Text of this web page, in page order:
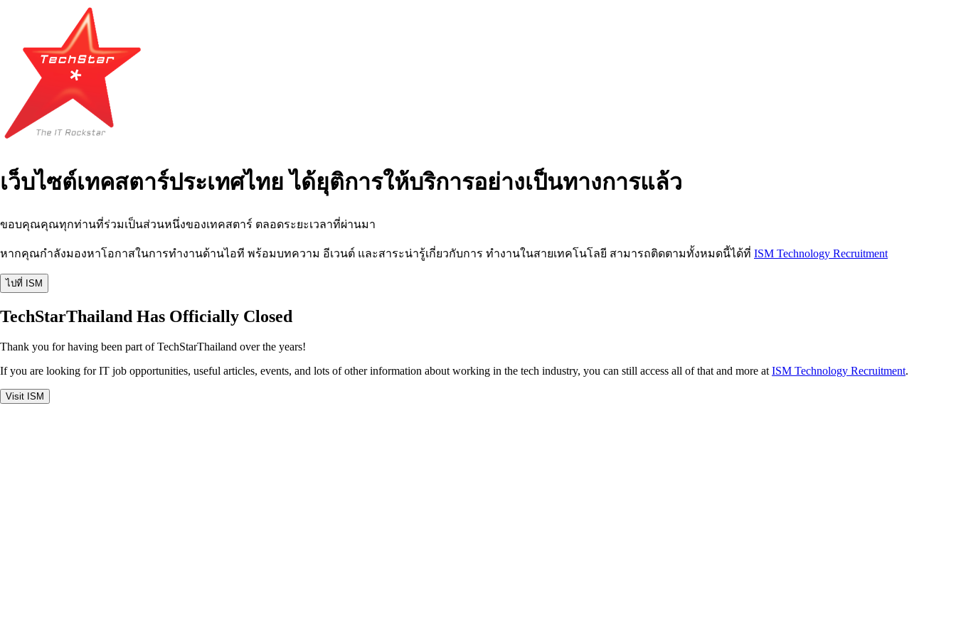
เว็บไซต์เทคสตาร์ประเทศไทย ได้ยุติการให้บริการอย่างเป็นทางการแล้ว
ขอบคุณคุณทุกท่านที่ร่วมเป็นส่วนหนึ่งของเทคสตาร์ ตลอดระยะเวลาที่ผ่านมา
หากคุณกำลังมองหาโอกาสในการทำงานด้านไอที พร้อมบทความ อีเวนต์ และสาระน่ารู้เกี่ยวกับการ ทำงานในสายเทคโนโลยี สามารถติดตามทั้งหมดนี้ได้ที่ ISM Technology Recruitment
ไปที่ ISM
TechStarThailand Has Officially Closed
Thank you for having been part of TechStarThailand over the years!
If you are looking for IT job opportunities, useful articles, events, and lots of other information about working in the tech industry, you can still access all of that and more at ISM Technology Recruitment.
Visit ISM